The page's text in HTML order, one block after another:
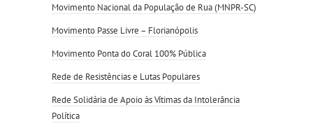
Movimento Nacional da População de Rua (MNPR-SC)
Movimento Passe Livre – Florianópolis
Movimento Ponta do Coral 100% Pública
Rede de Resistências e Lutas Populares
Rede Solidária de Apoio às Vítimas da Intolerância
Política